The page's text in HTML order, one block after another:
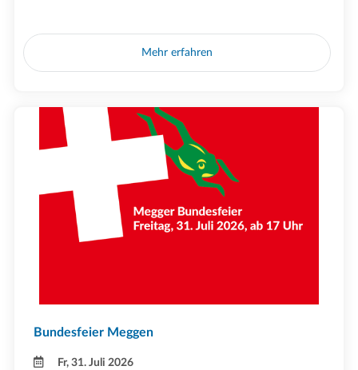
Mehr erfahren
Bundesfeier Meggen
Fr, 31. Juli 2026